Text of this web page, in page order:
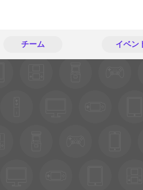
チーム イベン